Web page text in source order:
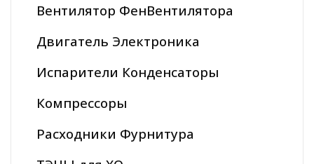
Вентилятор ФенВентилятора
Двигатель Электроника
Испарители Конденсаторы
Компрессоры
Расходники Фурнитура